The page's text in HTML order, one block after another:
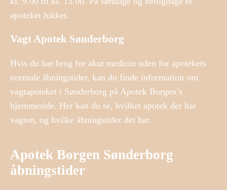
apoteket lukket.
Vagt Apotek Sønderborg
Hvis du har brug for akut medicin uden for apotekets
normale åbningstider, kan du finde information om
vagtapoteket i Sønderborg på Apotek Borgen’s
hjemmeside. Her kan du se, hvilket apotek der har
vagten, og hvilke åbningstider det har.
Apotek Borgen Sønderborg
åbningstider